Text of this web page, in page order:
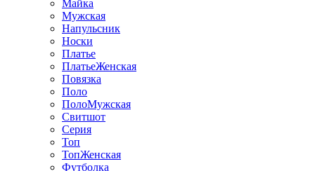
Майка
Мужская
Напульсник
Носки
Платье
ПлатьеЖенская
Повязка
Поло
ПолоМужская
Свитшот
Серия
Топ
ТопЖенская
Футболка